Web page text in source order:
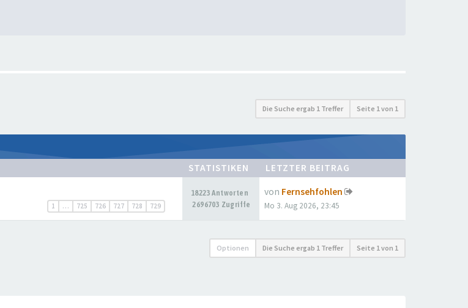
Die Suche ergab 1 Treffer Seite 1von 1
STATISTIKEN LETZTER BEITRAG
1 … 725 726 727 728 729
18223 Antworten
2696703 Zugriffe
von Fernsehfohlen
Mo 3. Aug 2026, 23:45
Optionen Die Suche ergab 1 Treffer Seite 1von 1